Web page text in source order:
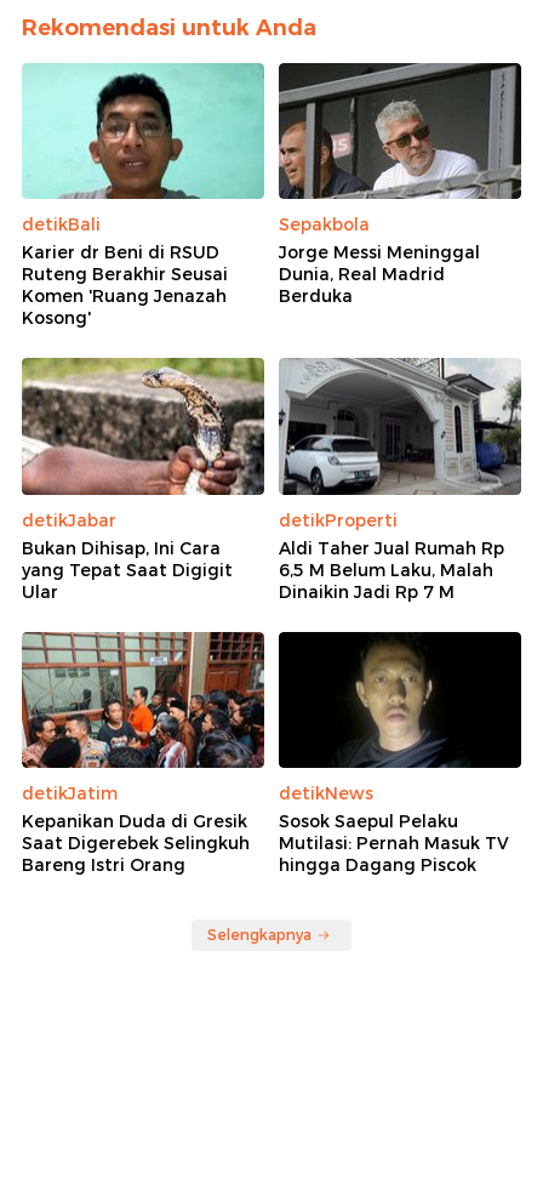
Rekomendasi untuk Anda
detikBali
Karier dr Beni di RSUD
Ruteng Berakhir Seusai
Komen 'Ruang Jenazah
Kosong'
Sepakbola
Jorge Messi Meninggal
Dunia, Real Madrid
Berduka
detikJabar
Bukan Dihisap, Ini Cara
yang Tepat Saat Digigit
Ular
detikProperti
Aldi Taher Jual Rumah Rp
6,5 M Belum Laku, Malah
Dinaikin Jadi Rp 7 M
detikJatim
Kepanikan Duda di Gresik
Saat Digerebek Selingkuh
Bareng Istri Orang
detikNews
Sosok Saepul Pelaku
Mutilasi: Pernah Masuk TV
hingga Dagang Piscok
Selengkapnya